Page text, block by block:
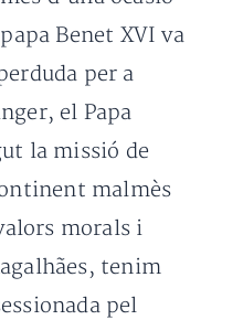
Benet XVI va
per a
el Papa
la missió de
malmès
morals i
tenim
pel